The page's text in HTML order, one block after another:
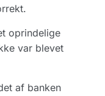
oprindelige
var blevet
af banken